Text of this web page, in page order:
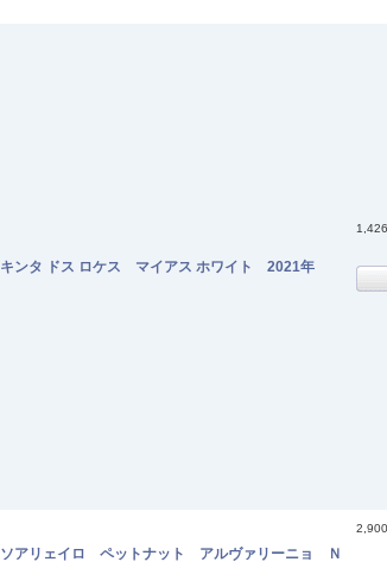
キンタ ドス ロケス マイアス ホワイト 2021年
ソアリェイロ ペットナット アルヴァリーニョ Ｎ